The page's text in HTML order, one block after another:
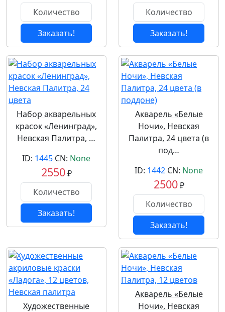
Заказать! Заказать!
Набор акварельных
красок «Ленинград»,
Невская Палитра, …
ID: 1445 CN: None
2550₽
Заказать!
Акварель «Белые
Ночи», Невская
Палитра, 24 цвета (в
под…
ID: 1442 CN: None
2500₽
Заказать!
Художественные
Акварель «Белые
Ночи», Невская